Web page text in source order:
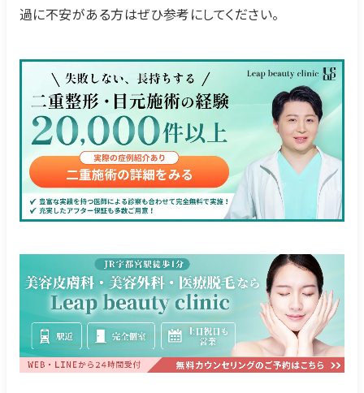
過に不安がある方はぜひ参考にしてください。